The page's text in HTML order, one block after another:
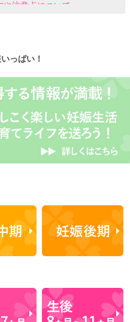
や注意点について
の母乳のあげ方とは？授乳
つまで必要？煮沸・電子レ
とは？成長曲線を下回るとき
が便秘？原因と家庭ででき
始める？目安時期と月齢別
ルクとは？母乳やミルクとの
ルクはいつから始める？切
ルクはいつまで飲ませる？
っぱい！